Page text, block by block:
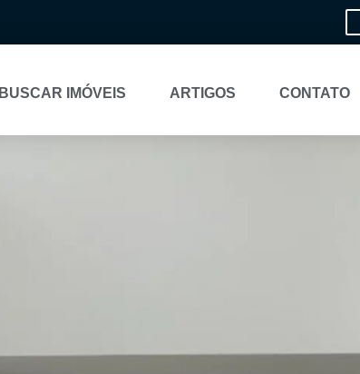
BUSCAR IMÓVEIS ARTIGOS CONTATO